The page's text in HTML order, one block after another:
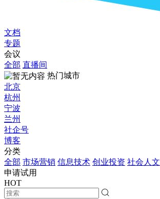
文档
专题
会议
全部 直播间
热门城市
北京
杭州
宁波
兰州
社企号
博客
分类
全部 市场营销 信息技术 创业投资 社会人文
申请试用
HOT